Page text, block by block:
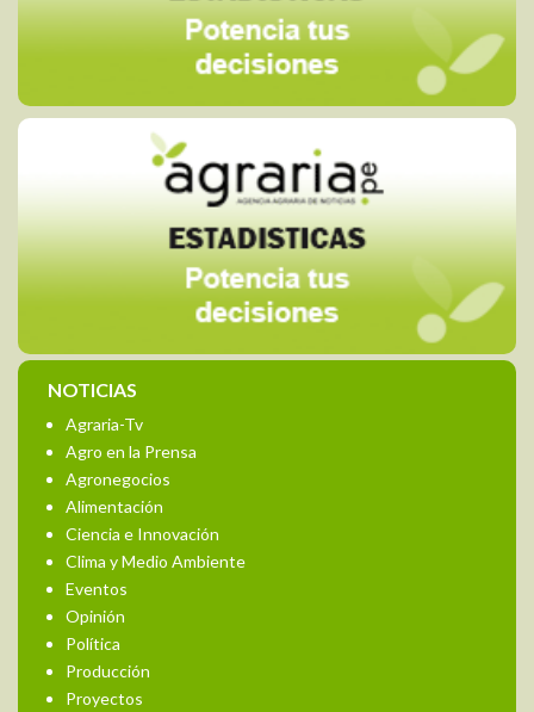
NOTICIAS
Agraria-Tv
Agro en la Prensa
Agronegocios
Alimentación
Ciencia e Innovación
Clima y Medio Ambiente
Eventos
Opinión
Política
Producción
Proyectos